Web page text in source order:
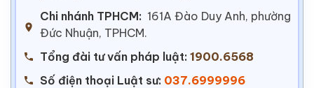
Chi nhánh TPHCM: 161A Đào Duy Anh, phường
Đức Nhuận, TPHCM.
Tổng đài tư vấn pháp luật: 1900.6568
Số điện thoại Luật sư: 037.6999996